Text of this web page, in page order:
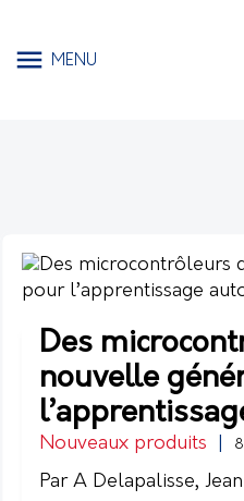
MENU
Des
nouvelle
Nouveaux produits
Par A Delapalisse,